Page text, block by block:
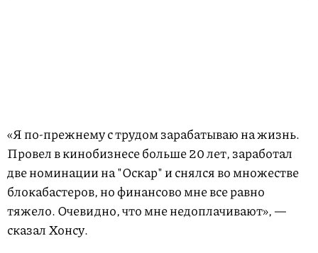
«Я по-прежнему с трудом зарабатываю на жизнь.
Провел в кинобизнесе больше 20 лет, заработал
две номинации на "Оскар" и снялся во множестве
блокабастеров, но финансово мне все равно
тяжело. Очевидно, что мне недоплачивают», —
сказал Хонсу.